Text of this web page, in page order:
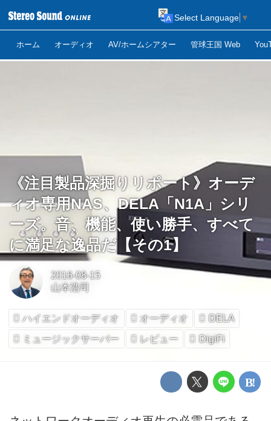
ホーム オーディオ AV/ホームシアター 管球王国 Web
Select Language ▼
《注目製品深掘りリポート》オーデ
ィオ専用NAS、DELA「N1A」シリ
ーズ。音、機能、使い勝手、すべて
に満足な逸品だ【その1】
2016-08-15
山本浩司
ハイエンドオーディオ オーディオ
DELA
ミュージックサーバー
レビュー DigiFi